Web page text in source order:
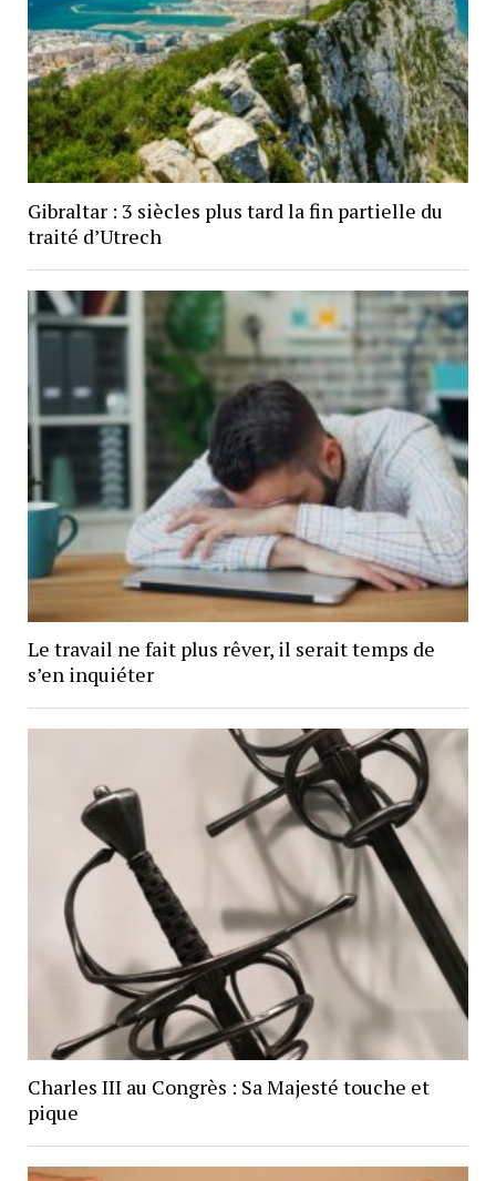
Gibraltar : 3 siècles plus tard la fin partielle du
traité d’Utrech
Le travail ne fait plus rêver, il serait temps de
s’en inquiéter
Charles III au Congrès : Sa Majesté touche et
pique